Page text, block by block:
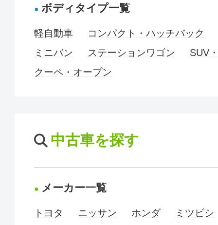
ボディタイプ一覧
軽自動車
コンパクト・ハッチバック
ミニバン
ステーションワゴン
SUV
クーペ・オープン
中古車を探す
メーカー一覧
トヨタ ニッサン ホンダ
ミツビシ